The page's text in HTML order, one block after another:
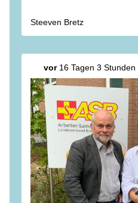
#deutschland
#Bundeswehr
#NATO
Steeven Bretz
vor16 Tagen 3 Stunden